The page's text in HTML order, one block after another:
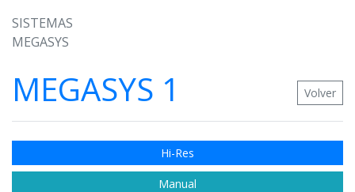
SISTEMAS
MEGASYS
MEGASYS 1 Volver
Hi-Res
Manual